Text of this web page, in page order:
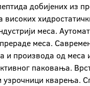
добијених из
високих
меса.
меса.
и производа од меса
паковања.
узрочници кварења.